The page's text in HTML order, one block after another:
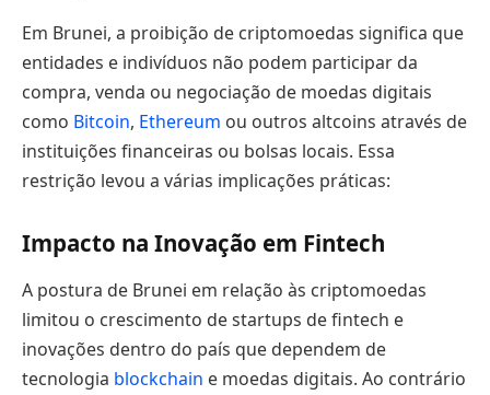
Em Brunei, a proibição de criptomoedas significa que
entidades e indivíduos não podem participar da
compra, venda ou negociação de moedas digitais
como Bitcoin, Ethereum ou outros altcoins através de
instituições financeiras ou bolsas locais. Essa
restrição levou a várias implicações práticas:
Impacto na Inovação em Fintech
A postura de Brunei em relação às criptomoedas
limitou o crescimento de startups de fintech e
inovações dentro do país que dependem de
tecnologia blockchain e moedas digitais. Ao contrário